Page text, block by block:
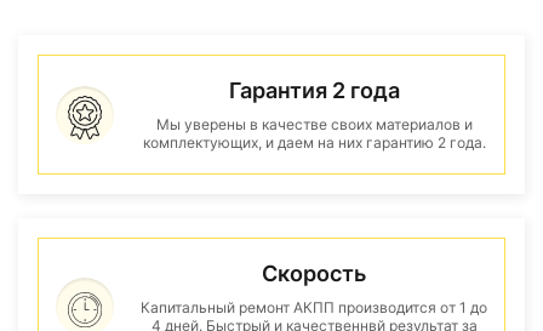
Гарантия 2 года
Мы уверены в качестве своих материалов и
комплектующих, и даем на них гарантию 2 года.
Скорость
Капитальный ремонт АКПП производится от 1 до
4 дней. Быстрый и качественнвй результат за